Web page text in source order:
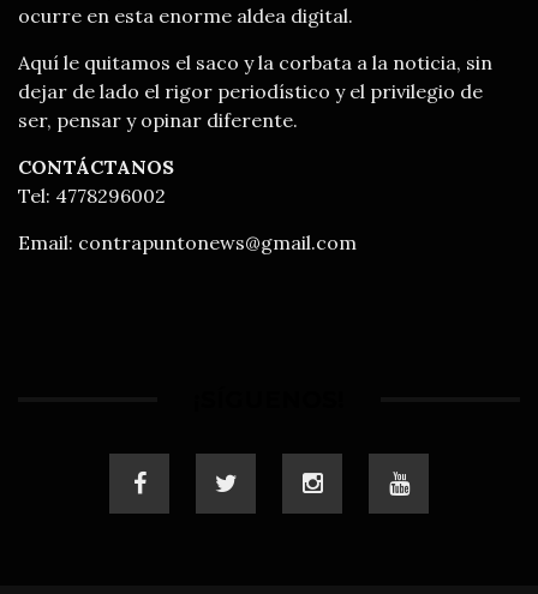
ocurre en esta enorme aldea digital.
Aquí le quitamos el saco y la corbata a la noticia, sin
dejar de lado el rigor periodístico y el privilegio de
ser, pensar y opinar diferente.
CONTÁCTANOS
Tel: 4778296002
Email: contrapuntonews@gmail.com